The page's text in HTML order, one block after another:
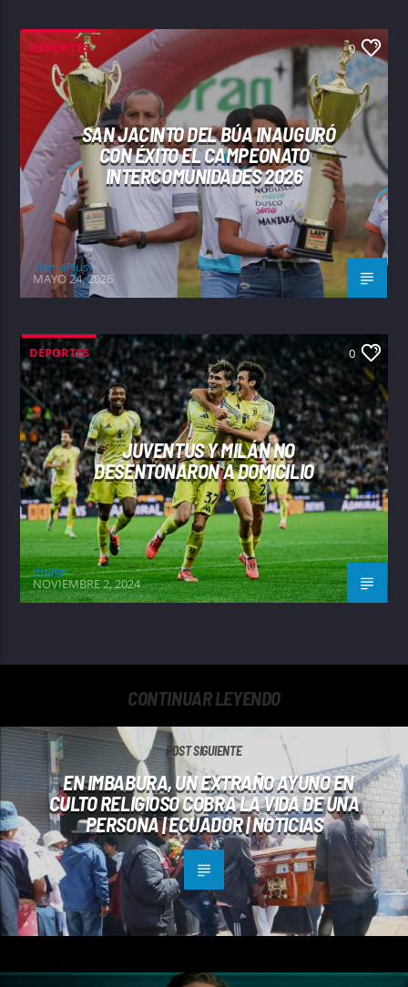
DEPORTES 0
SAN JACINTO DEL BÚA INAUGURÓ
CON ÉXITO EL CAMPEONATO
INTERCOMUNIDADES 2026
FlamaPlus
MAYO 24, 2026
DEPORTES 0
JUVENTUS Y MILÁN NO
DESENTONARON A DOMICILIO
dh8fm
NOVIEMBRE 2, 2024
CONTINUAR LEYENDO
POST SIGUIENTE
EN IMBABURA, UN EXTRAÑO AYUNO EN
CULTO RELIGIOSO COBRA LA VIDA DE UNA
PERSONA | ECUADOR | NOTICIAS